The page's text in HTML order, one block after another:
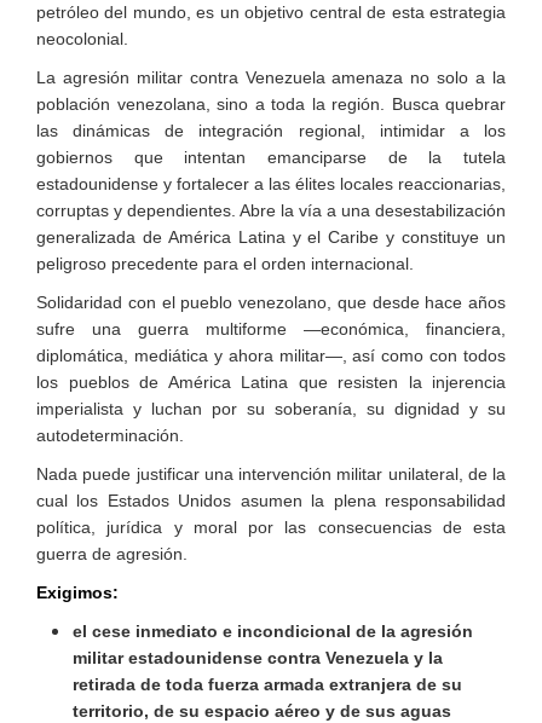
petróleo del mundo, es un objetivo central de esta estrategia
neocolonial.
La agresión militar contra Venezuela amenaza no solo a la
población venezolana, sino a toda la región. Busca quebrar
las dinámicas de integración regional, intimidar a los
gobiernos que intentan emanciparse de la tutela
estadounidense y fortalecer a las élites locales reaccionarias,
corruptas y dependientes. Abre la vía a una desestabilización
generalizada de América Latina y el Caribe y constituye un
peligroso precedente para el orden internacional.
Solidaridad con el pueblo venezolano, que desde hace años
sufre una guerra multiforme —económica, financiera,
diplomática, mediática y ahora militar—, así como con todos
los pueblos de América Latina que resisten la injerencia
imperialista y luchan por su soberanía, su dignidad y su
autodeterminación.
Nada puede justificar una intervención militar unilateral, de la
cual los Estados Unidos asumen la plena responsabilidad
política, jurídica y moral por las consecuencias de esta
guerra de agresión.
Exigimos:
el cese inmediato e incondicional de la agresión
militar estadounidense contra Venezuela y la
retirada de toda fuerza armada extranjera de su
territorio, de su espacio aéreo y de sus aguas